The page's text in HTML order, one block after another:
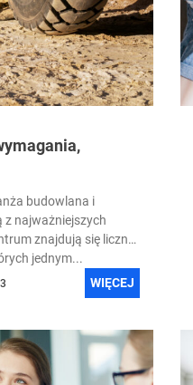
budowlana i
najważniejszych
znajdują się liczne
jednym...
WIĘCEJ